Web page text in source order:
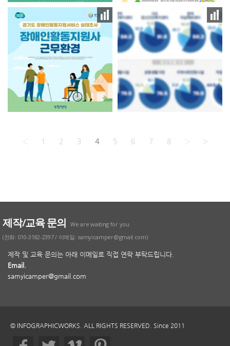
‹ 1 2 3 4 5 6 7 8 › »
제작/교육 문의
We are waiting for you
(전화: 010-3182-2397 / 이메일: samyicamper@gmail.com)
제작 및 교육 문의는 아래 이메일로 직접 연락 부탁드립니다.
Email.
samyicamper@gmail.com
© INFOGRAPHICWORKS. ALL RIGHTS RESERVED. Since 2011